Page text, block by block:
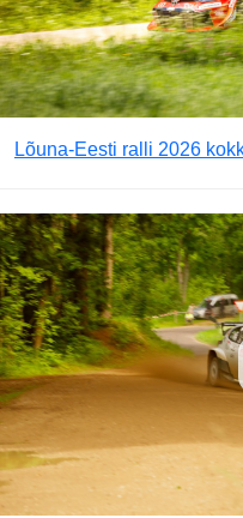
Lõuna-Eesti ralli 2026